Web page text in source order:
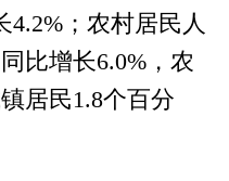
4.2%；农村居民人
比增长6.0%，农
居民1.8个百分